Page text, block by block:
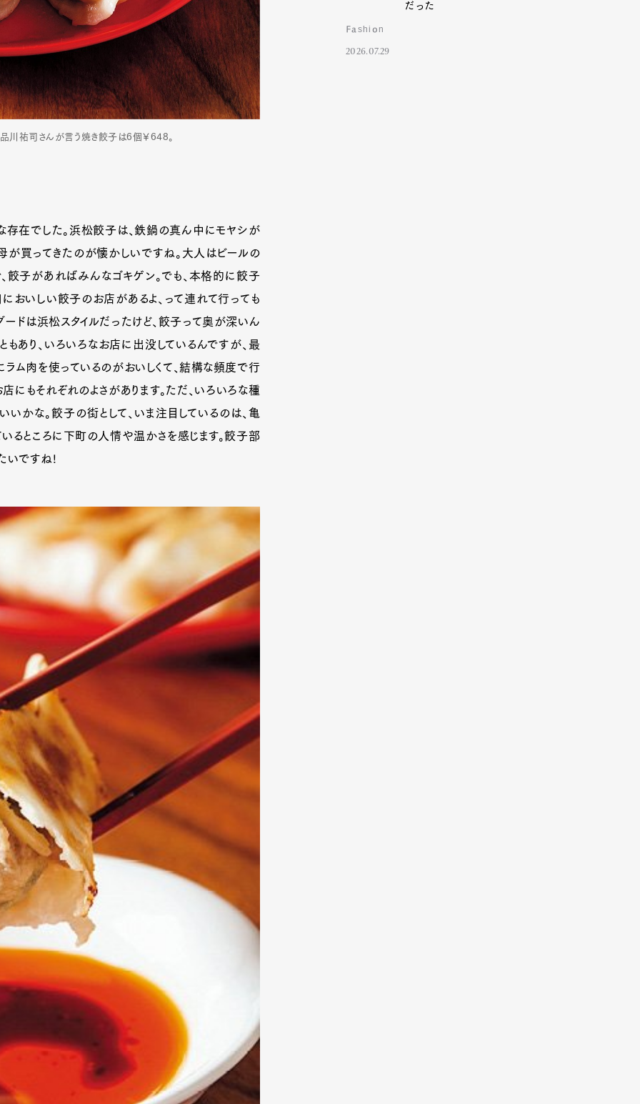
Art&Design Watch
Fashion
Cars Product
Magazine Official Columnist
Pen international Pen tw
品川祐司さんが言う焼き餃子は6個￥648。
存在でした。浜松餃子は、鉄鍋の真ん中にモヤシが
が買ってきたのが懐かしいですね。大人はビールの
餃子があればみんなゴキゲン。でも、本格的に餃子
おいしい餃子のお店があるよ、って連れて行っても
ードは浜松スタイルだったけど、餃子って奥が深いん
もあり、いろいろなお店に出没しているんですが、最
ム肉を使っているのがおいしくて、結構な頻度で行
にもそれぞれのよさがあります。ただ、いろいろな種
かな。餃子の街として、いま注目しているのは、亀
るところに下町の人情や温かさを感じます。餃子部
いですね!
だった
Fashion
2026.07.29